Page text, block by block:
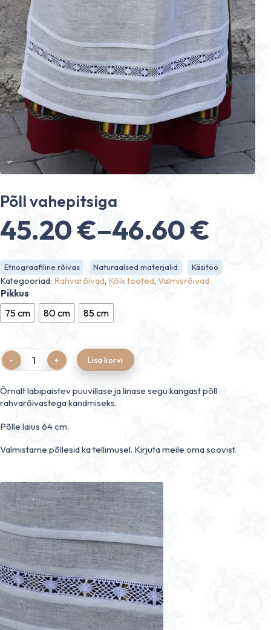
Põll vahepitsiga
45.20€–46.60€
Hinnavahemik:
45.20 €
kuni
46.60 €
Etnograafiline rõivas Naturaalsed materjalid Käsitöö
Kategooriad: Rahvarõivad, Kõik tooted, Valmisrõivad
Pikkus
75 cm 80 cm 85 cm
Quantity Lisa korvi
Õrnalt läbipaistev puuvillase ja linase segu kangast põll
rahvarõivastega kandmiseks.
Põlle laius 64 cm.
Valmistame põllesid ka tellimusel. Kirjuta meile oma soovist.